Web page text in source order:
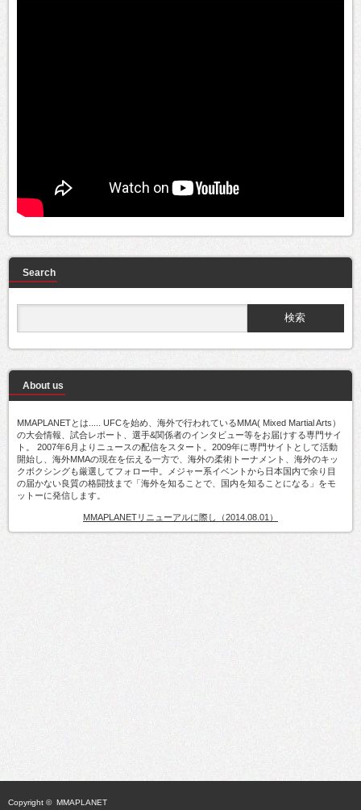
Search
About us
MMAPLANETとは..... UFCを始め、海外で行われているMMA( Mixed Martial Arts）
の大会情報、試合レポート、選手&関係者のインタビュー等をお届けする専門サイ
ト。 2007年6月よりニュースの配信をスタート。2009年に専門サイトとして活動
開始し、海外MMAの現在を伝える一方で、海外の柔術トーナメント、海外のキッ
クボクシングも厳選してフォロー中。メジャー系イベントから日本国内で余り目
の届かない良質の格闘技まで「海外を知ることで、国内を知ることになる」をモ
ットーに発信します。
MMAPLANETリニューアルに際し（2014.08.01）
Copyright © MMAPLANET